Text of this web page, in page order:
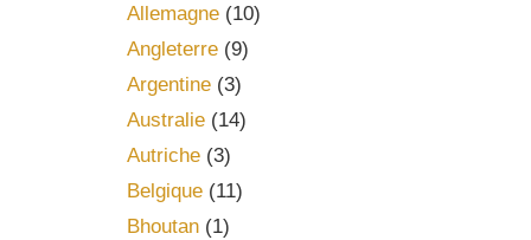
Allemagne(10)
Angleterre(9)
Argentine(3)
Australie(14)
Autriche(3)
Belgique(11)
Bhoutan(1)